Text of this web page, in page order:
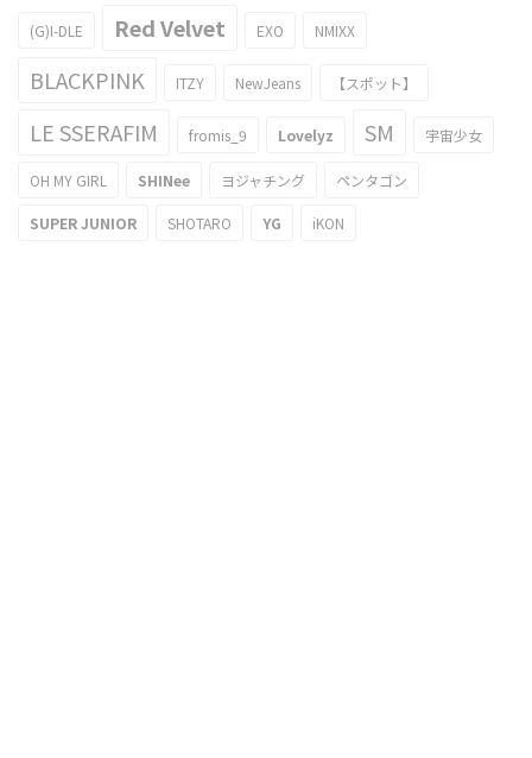
(G)I-DLE Red Velvet EXO NMIXX
BLACKPINK ITZY NewJeans 【スポット】
LE SSERAFIM fromis_9 Lovelyz SM 宇宙少女
OH MY GIRL SHINee ヨジャチング ペンタゴン
SUPER JUNIOR SHOTARO YG iKON